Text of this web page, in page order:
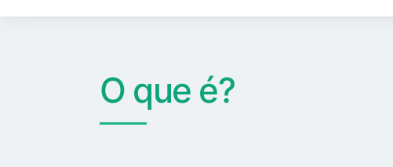
O que é?